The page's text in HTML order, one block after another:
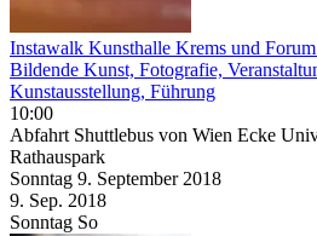
Instawalk Kunsthalle Krems und
Bildende Kunst, Fotografie,
Kunstausstellung, Führung
10:00
Abfahrt Shuttlebus von Wien Ecke
Rathauspark
Sonntag 9. September 2018
9. Sep. 2018
Sonntag So